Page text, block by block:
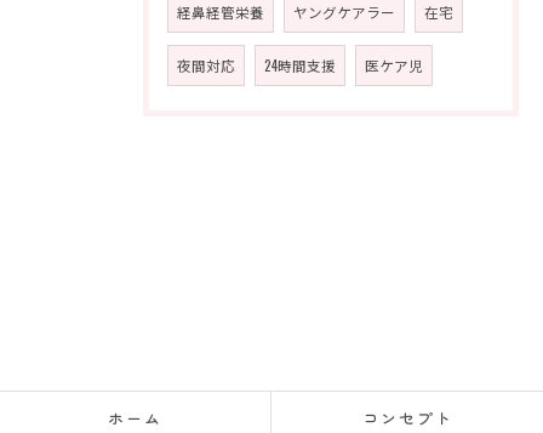
経鼻経管栄養 ヤングケアラー 在宅
夜間対応 24時間支援 医ケア児
ホーム コンセプト